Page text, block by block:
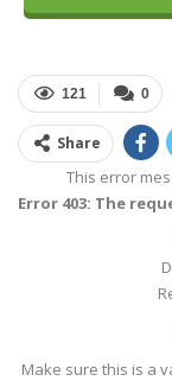
0
121
Share
This error
Error 403: The
Make sure this is a